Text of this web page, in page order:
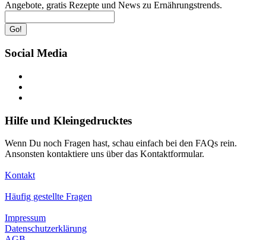
Angebote, gratis Rezepte und News zu Ernährungstrends.
Go!
Social Media
Hilfe und Kleingedrucktes
Wenn Du noch Fragen hast, schau einfach bei den FAQs rein.
Ansonsten kontaktiere uns über das Kontaktformular.
Kontakt
Häufig gestellte Fragen
Impressum
Datenschutzerklärung